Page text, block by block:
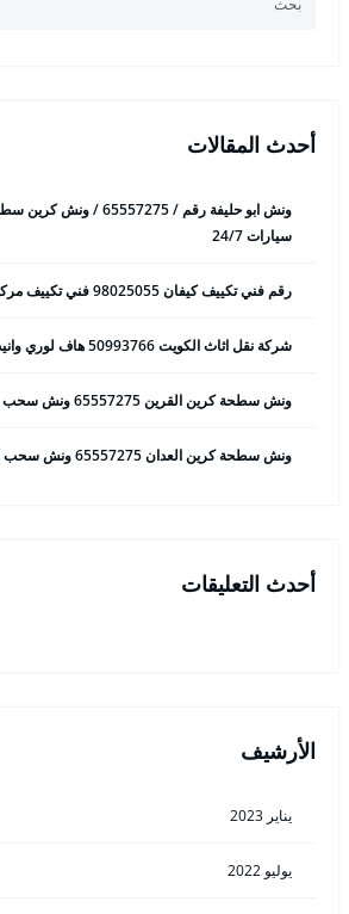
أحدث المقالات
ونش ابو حليفة رقم /
سيارات 24/7
رقم فني تكييف كيفان 98025055 فني تكييف مركزي 24 ساعة
شركة نقل اثاث الكويت 50993766 هاف لوري وانيت نقل عفش
ونش سطحة كرين القرين 65557275 ونش سحب وانقاذ سيارات
ونش سطحة كرين العدان 65557275 ونش سحب وانقاذ سيارات
أحدث التعليقات
الأرشيف
يناير 2023
يوليو 2022